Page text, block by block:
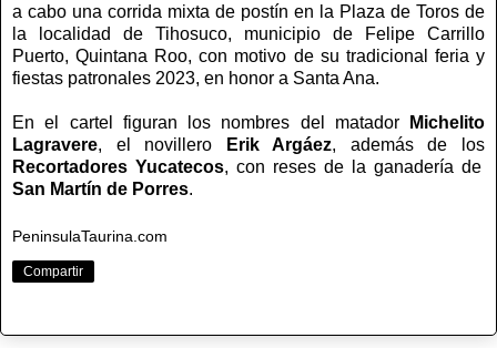
a cabo una corrida mixta de postín en la Plaza de Toros de
la localidad de Tihosuco, municipio de Felipe Carrillo
Puerto, Quintana Roo, con motivo de su tradicional feria y
fiestas patronales 2023, en honor a Santa Ana.
En el cartel figuran los nombres del matador
Michelito
Lagravere, el novillero Erik Argáez, además de los
Recortadores Yucatecos, con reses de la ganadería de
San Martín de Porres.
PeninsulaTaurina.com
Compartir